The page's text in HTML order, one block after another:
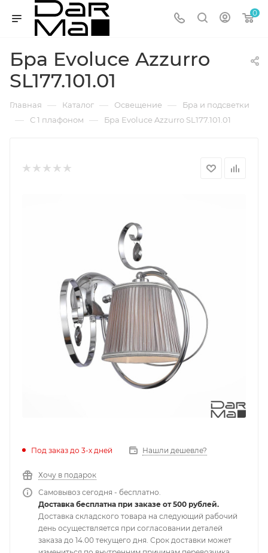
0
Бра Evoluce Azzurro
SL177.101.01
Главная — Каталог — Освещение — Бра и подсветки
— С 1 плафоном — Бра Evoluce Azzurro SL177.101.01
Под заказ до 3-х дней Нашли дешевле?
Хочу в подарок
Самовывоз сегодня - бесплатно.
Доставка бесплатна при заказе от 500 рублей.
Доставка складского товара на следующий рабочий
день осуществляется при согласовании деталей
заказа до 14.00 текущего дня. Срок доставки может